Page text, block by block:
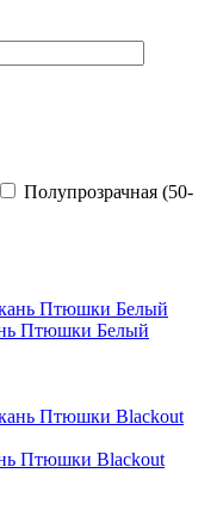
Полупрозрачная (50-
Птюшки Белый
Птюшки Blackout